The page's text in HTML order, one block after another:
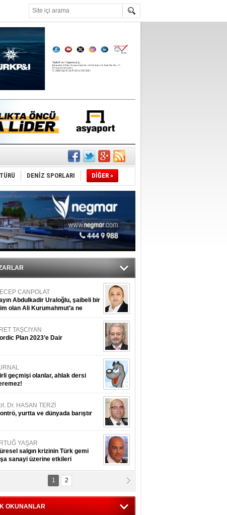
DENİZ SPORLARI DİĞER »
CANPOLAT
Abdulkadir Uraloğlu, şaibeli bir
olan Ali Kurumahmut’a ne
TAŞCIYAN
Plan 2023’e Dair
geçmişi olanlar, ahlak dersi
Dr. HASAN TERZİ
yurtta ve dünyada barıştır
YAŞAR
salgın krizinin Türk gemi
sanayi üzerine etkileri
MESUT AZMİ GÖKSOY
1 2
OKUNANLAR